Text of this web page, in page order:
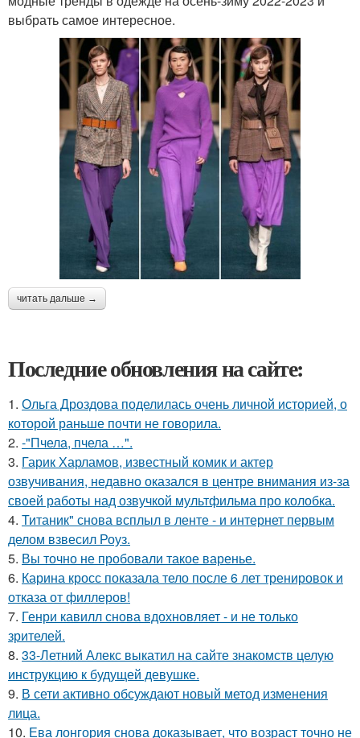
выбрать самое интересное.
читать дальше →
Последние обновления на сайте:
1. Ольга Дроздова поделилась очень личной историей, о
которой раньше почти не говорила.
2. -"Пчела, пчела …".
3. Гарик Харламов, известный комик и актер
озвучивания, недавно оказался в центре внимания из-за
своей работы над озвучкой мультфильма про колобка.
4. Титаник" снова всплыл в ленте - и интернет первым
делом взвесил Роуз.
5. Вы точно не пробовали такое варенье.
6. Карина кросс показала тело после 6 лет тренировок и
отказа от филлеров!
7. Генри кавилл снова вдохновляет - и не только
зрителей.
8. 33-Летний Алекс выкатил на сайте знакомств целую
инструкцию к будущей девушке.
9. В сети активно обсуждают новый метод изменения
лица.
10. Ева лонгория снова доказывает, что возраст точно не